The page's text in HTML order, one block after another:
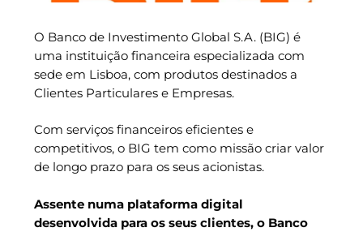
O Banco de Investimento Global S.A. (BIG) é
uma instituição financeira especializada com
sede em Lisboa, com produtos destinados a
Clientes Particulares e Empresas.
Com serviços financeiros eficientes e
competitivos, o BIG tem como missão criar valor
de longo prazo para os seus acionistas.
Assente numa plataforma digital
desenvolvida para os seus clientes, o Banco